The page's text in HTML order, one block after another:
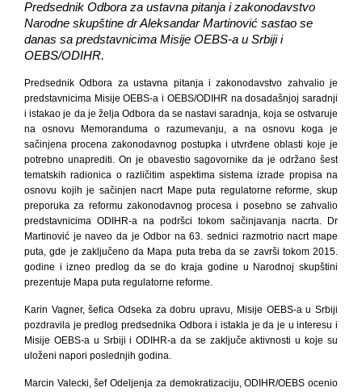
Predsednik Odbora za ustavna pitanja i zakonodavstvo
Narodne skupštine dr Aleksandar Martinović sastao se
danas sa predstavnicima Misije OEBS-a u Srbiji i
OEBS/ODIHR.
Predsednik Odbora za ustavna pitanja i zakonodavstvo zahvalio je
predstavnicima Misije OEBS-a i OEBS/ODIHR na dosadašnjoj saradnji
i istakao je da je želja Odbora da se nastavi saradnja, koja se ostvaruje
na osnovu Memoranduma o razumevanju, a na osnovu koga je
sačinjena procena zakonodavnog postupka i utvrđene oblasti koje je
potrebno unaprediti. On je obavestio sagovornike da je održano šest
tematskih radionica o različitim aspektima sistema izrade propisa na
osnovu kojih je sačinjen nacrt Mape puta regulatorne reforme, skup
preporuka za reformu zakonodavnog procesa i posebno se zahvalio
predstavnicima ODIHR-a na podršci tokom sačinjavanja nacrta. Dr
Martinović je naveo da je Odbor na 63. sednici razmotrio nacrt mape
puta, gde je zaključeno da Mapa puta treba da se završi tokom 2015.
godine i izneo predlog da se do kraja godine u Narodnoj skupštini
prezentuje Mapa puta regulatorne reforme.
Karin Vagner, šefica Odseka za dobru upravu, Misije OEBS-a u Srbiji
pozdravila je predlog predsednika Odbora i istakla je da je u interesu i
Misije OEBS-a u Srbiji i ODIHR-a da se zaključe aktivnosti u koje su
uloženi napori poslednjih godina.
Marcin Valecki, šef Odeljenja za demokratizaciju, ODIHR/OEBS ocenio